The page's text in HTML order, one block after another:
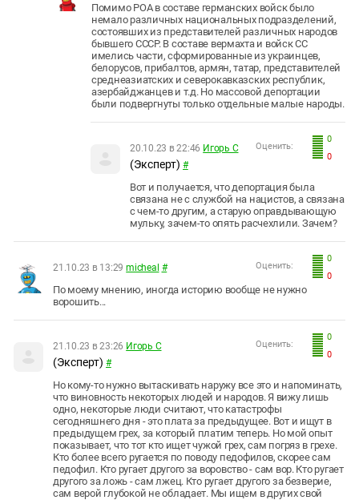
Помимо РОА в составе германских войск было
немало различных национальных подразделений,
состоявших из представителей различных народов
бывшего СССР. В составе вермахта и войск СС
имелись части, сформированные из украинцев,
белорусов, прибалтов, армян, татар, представителей
среднеазиатских и северокавказских республик,
азербайджанцев и т.д. Но массовой депортации
были подвергнуты только отдельные малые народы.
0
0
Оценить:
20.10.23 в 22:46 Игорь С
(Эксперт) #
Вот и получается, что депортация была
связана не с службой на нацистов, а связана
с чем-то другим, а старую оправдывающую
мульку, зачем-то опять расчехлили. Зачем?
0
0
Оценить:
21.10.23 в 13:29 micheal #
По моему мнению, иногда историю вообще не нужно
ворошить...
0
0
Оценить:
21.10.23 в 23:26 Игорь С
(Эксперт) #
Но кому-то нужно вытаскивать наружу все это и напоминать,
что виновность некоторых людей и народов. Я вижу лишь
одно, некоторые люди считают, что катастрофы
сегодняшнего дня - это плата за предыдущее. Вот и ищут в
предыдущем грех, за который платим теперь. Но мой опыт
показывает, что тот кто ищет чужой грех, сам погряз в грехе.
Кто более всего ругается по поводу педофилов, скорее сам
педофил. Кто ругает другого за воровство - сам вор. Кто ругает
другого за ложь - сам лжец. Кто ругает другого за безверие,
сам верой глубокой не обладает. Мы ищем в других свой